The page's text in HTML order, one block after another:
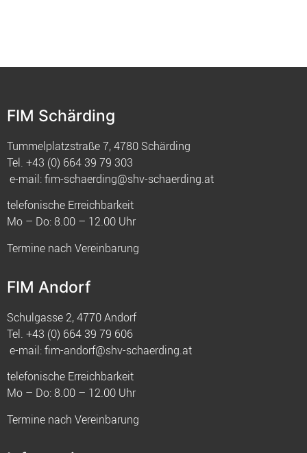
FIM Schärding
Tummelplatzstraße 7, 4780 Schärding
Tel. +43 (0) 664 39 79 303
e-mail:fim-schaerding@shv-schaerding.at
telefonische Erreichbarkeit
Mo – Do: 8.00 – 12.00 Uhr
Termine nach Vereinbarung
FIM Andorf
Schulgasse 2, 4770 Andorf
Tel. +43 (0) 664 39 79 606
e-mail:fim-andorf@shv-schaerding.at
telefonische Erreichbarkeit
Mo – Do: 8.00 – 12.00 Uhr
Termine nach Vereinbarung